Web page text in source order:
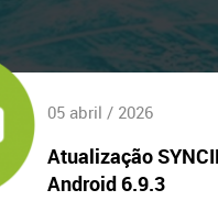
05 abril / 2026
Atualização
Android 6.9.3